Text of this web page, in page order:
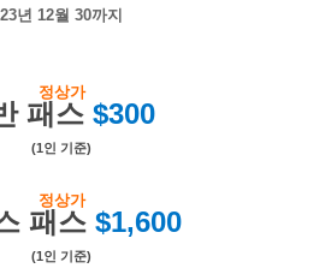
23년 12월 30까지
정상가
패스 $300
(1인 기준)
정상가
패스 $1,600
(1인 기준)